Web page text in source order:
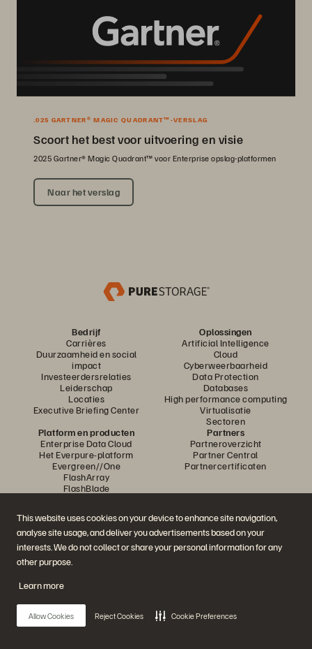
This website uses cookies on your device to enhance site navigation,
analyse site usage, and deliver you advertisements based on your
interests. We do not collect or share your personal information for any
other purpose.
Learn more
Allow Cookies Reject Cookies Cookie Preferences
.025 GARTNER® MAGIC QUADRANT™-VERSLAG
Scoort het best voor uitvoering en visie
2025 Gartner® Magic Quadrant™ voor Enterprise opslag-platformen
Naar het verslag
Bedrijf
Carrières
Duurzaamheid en social
impact
Investeerdersrelaties
Leiderschap
Locaties
Executive Briefing Center
Oplossingen
Artificial Intelligence
Cloud
Cyberweerbaarheid
Data Protection
Databases
High performance computing
Virtualisatie
Sectoren
Platform en producten
Enterprise Data Cloud
Het Everpure-platform
Evergreen//One
FlashArray
FlashBlade
Portworx
Partners
Partneroverzicht
Partner Central
Partnercertificaten
Resources
Demos
Productaankondigingen
Klantencommunity
Knowledge-artikelen
Neem contact met ons op
Contact Sales
kwetsbaarheden